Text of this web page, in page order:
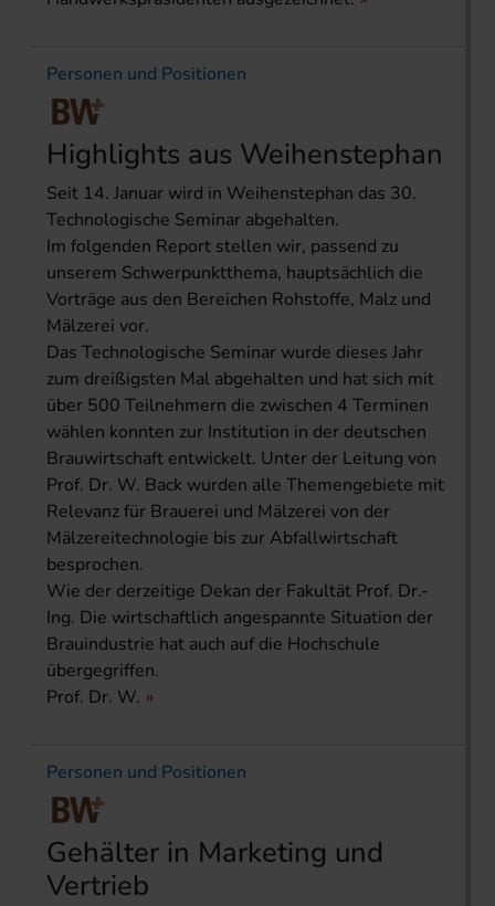
Personen und Positionen
Highlights aus Weihenstephan
Seit 14. Januar wird in Weihenstephan das 30.
Technologische Seminar abgehalten.
Im folgenden Report stellen wir, passend zu
unserem Schwerpunktthema, hauptsächlich die
Vorträge aus den Bereichen Rohstoffe, Malz und
Mälzerei vor.
Das Technologische Seminar wurde dieses Jahr
zum dreißigsten Mal abgehalten und hat sich mit
über 500 Teilnehmern die zwischen 4 Terminen
wählen konnten zur Institution in der deutschen
Brauwirtschaft entwickelt. Unter der Leitung von
Prof. Dr. W. Back wurden alle Themengebiete mit
Relevanz für Brauerei und Mälzerei von der
Mälzereitechnologie bis zur Abfallwirtschaft
besprochen.
Wie der derzeitige Dekan der Fakultät Prof. Dr.-
Ing. Die wirtschaftlich angespannte Situation der
Brauindustrie hat auch auf die Hochschule
übergegriffen.
Prof. Dr. W.
Personen und Positionen
Gehälter in Marketing und
Vertrieb